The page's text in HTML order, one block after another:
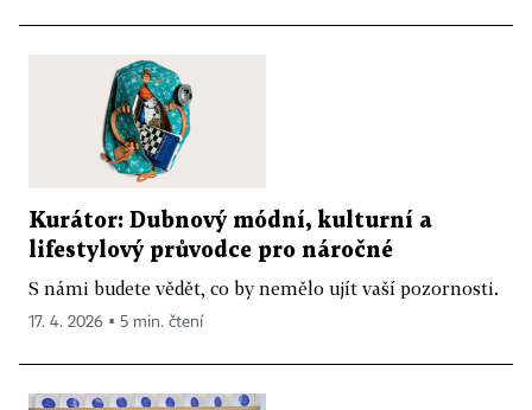
Kurátor: Dubnový módní, kulturní a
lifestylový průvodce pro náročné
S námi budete vědět, co by nemělo ujít vaší pozornosti.
17. 4. 2026 ▪ 5 min. čtení